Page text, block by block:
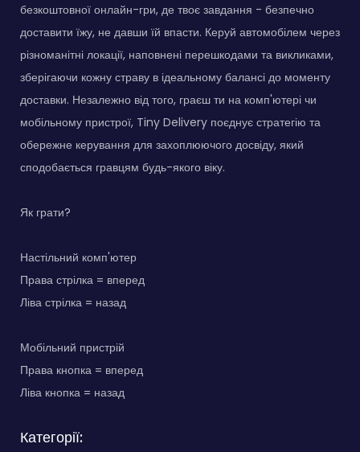
безкоштовної онлайн-гри, де твоє завдання - безпечно
доставити їжу, не давши їй впасти. Керуй автомобілем через
різноманітні локації, наповнені перешкодами та викликами,
зберігаючи кожну страву в ідеальному балансі до моменту
доставки. Незалежно від того, граєш ти на комп'ютері чи
мобільному пристрої, Tiny Delivery поєднує стратегію та
обережне керування для захоплюючого досвіду, який
сподобається гравцям будь-якого віку.
Як грати?
Настільний комп'ютер
Права стрілка = вперед
Ліва стрілка = назад
Мобільний пристрій
Права кнопка = вперед
Ліва кнопка = назад
Категорії: